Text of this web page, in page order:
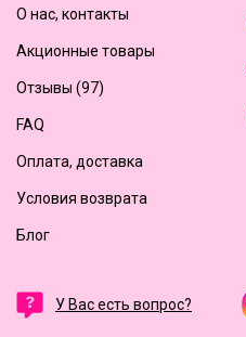
О нас, контакты
Акционные товары
Отзывы (97)
FAQ
Оплата, доставка
Условия возврата
Блог
У Вас есть вопрос?